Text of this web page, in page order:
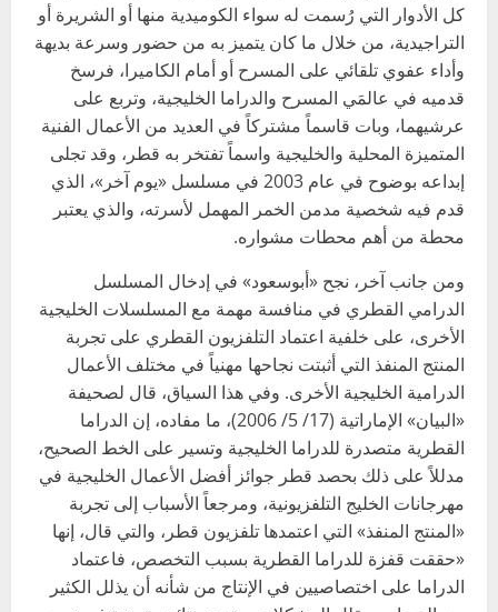
كل الأدوار التي رُسمت له سواء الكوميدية منها أو الشريرة أو
التراجيدية، من خلال ما كان يتميز به من حضور وسرعة بديهة
وأداء عفوي تلقائي على المسرح أو أمام الكاميرا، فرسخ
قدميه في عالمَي المسرح والدراما الخليجية، وتربع على
عرشيهما، وبات قاسماً مشتركاً في العديد من الأعمال الفنية
المتميزة المحلية والخليجية واسماً تفتخر به قطر، وقد تجلى
إبداعه بوضوح في عام 2003 في مسلسل «يوم آخر»، الذي
قدم فيه شخصية مدمن الخمر المهمل لأسرته، والذي يعتبر
محطة من أهم محطات مشواره.
ومن جانب آخر، نجح «أبوسعود» في إدخال المسلسل
الدرامي القطري في منافسة مهمة مع المسلسلات الخليجية
الأخرى، على خلفية اعتماد التلفزيون القطري على تجربة
المنتج المنفذ التي أثبتت نجاحها مهنياً في مختلف الأعمال
الدرامية الخليجية الأخرى. وفي هذا السياق، قال لصحيفة
«البيان» الإماراتية (17/ 5/ 2006)، ما مفاده، إن الدراما
القطرية متصدرة للدراما الخليجية وتسير على الخط الصحيح،
مدللاً على ذلك بحصد قطر جوائز أفضل الأعمال الخليجية في
مهرجانات الخليج التلفزيونية، ومرجعاً الأسباب إلى تجربة
«المنتج المنفذ» التي اعتمدها تلفزيون قطر، والتي قال، إنها
«حققت قفزة للدراما القطرية بسبب التخصص، فاعتماد
الدراما على اختصاصيين في الإنتاج من شأنه أن يذلل الكثير